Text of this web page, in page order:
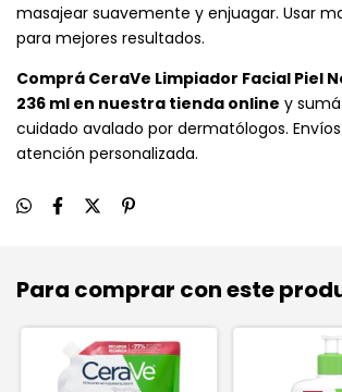
masajear suavemente y enjuagar. Usar
para mejores resultados.
Comprá CeraVe Limpiador Facial Piel
236 ml en nuestra tienda online y
cuidado avalado por dermatólogos.
atención personalizada.
Para comprar con este